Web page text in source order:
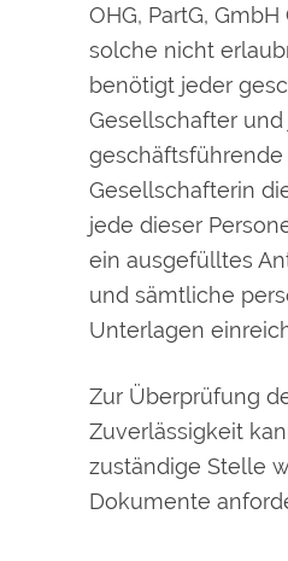
OHG, PartG, GmbH
solche nicht
benötigt jeder
Gesellschafter und
geschäftsführende
Gesellschafterin
jede dieser
ein ausgefülltes
und sämtliche
Unterlagen
Zur Überprüfung
Zuverlässigkeit
zuständige Stelle
Dokumente